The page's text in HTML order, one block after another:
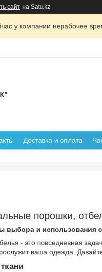
сайт на Satu.kz
у компании нерабочее
Доставка и оплата
порошки,
выбора и использования
- это повседневная
ваша одежда.